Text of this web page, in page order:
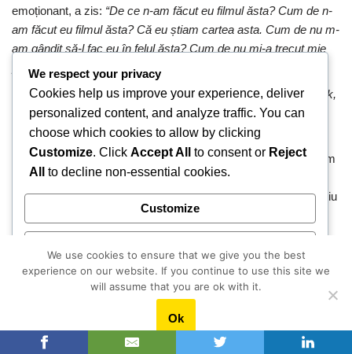
emoționant, a zis: “De ce n-am făcut eu filmul ăsta? Cum de n-
am făcut eu filmul ăsta? Că eu știam cartea asta. Cum de nu m-
am gândit să-l fac eu în felul ăsta? Cum de nu mi-a trecut mie
prin cap? Sunt foarte supărat.”
Și apoi a zis: “ai nevoie de ajutor?”Și zic:bineînțeles. A zis: “
ok,
o să vorbesc să te ajut cu niște bani”.El conducea studiul
cinematografic al Ministerului Culturii și a făcut lucrul ăsta.
Și eu îi admir pe toți cineaștii mai mari decât generația mea, am
fost asistent la ei, cu unii sunt amic. Am fost asistent la Radu
Muntean, pe Corneliu Porumboiu îl știu de 25 de ani. Dar nu știu
cum să spun, eu nici nu mă iau în considerare față de ei, mă
consider așa, la genunchiul broaștei, cum s-ar zice. Am doar
admirație pentru ce fac ei.
We respect your privacy
Cookies help us improve your experience, deliver
personalized content, and analyze traffic. You can
choose which cookies to allow by clicking
Customize. Click Accept All to consent or Reject
All
to decline non-essential cookies.
Customize
Accept All
We use cookies to ensure that we give you the best
experience on our website. If you continue to use this site we
will assume that you are ok with it.
Ok